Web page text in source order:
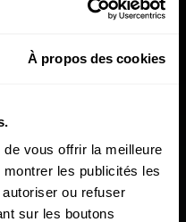
À propos des cookies
vous offrir la meilleure
les publicités les
ou refuser
sur les boutons